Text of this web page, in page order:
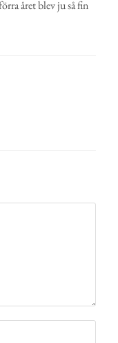
året blev ju så fin